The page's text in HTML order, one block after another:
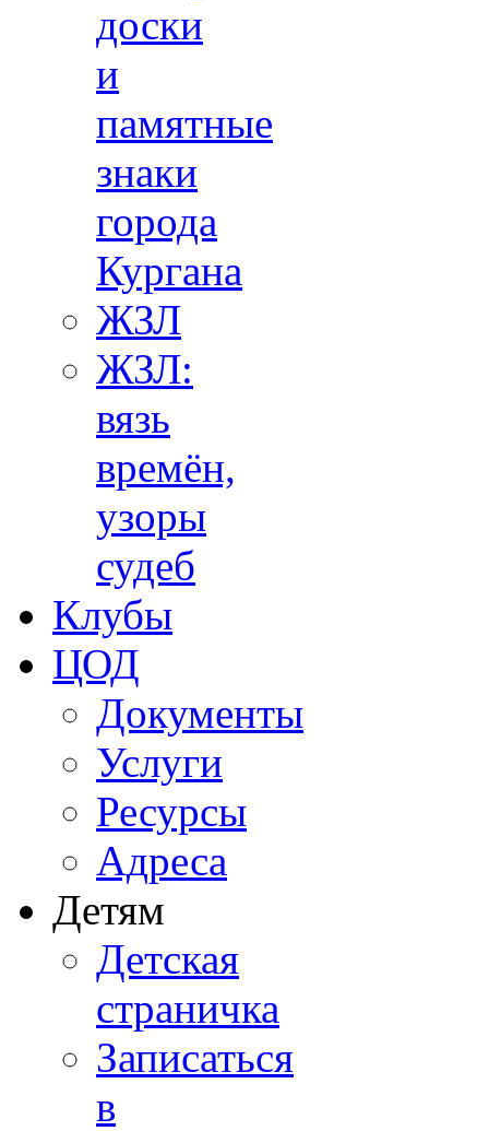
доски
и
памятные
знаки
города
Кургана
ЖЗЛ
ЖЗЛ:
вязь
времён,
узоры
судеб
Клубы
ЦОД
Документы
Услуги
Ресурсы
Адреса
Детям
Детская
страничка
Записаться
в